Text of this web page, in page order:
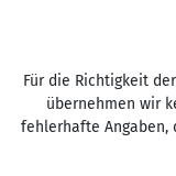
Für die Richtigkeit
übernehmen wir
fehlerhafte Angaben,